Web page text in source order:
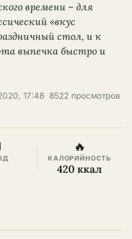
времени – для
«вкус
стол, и к
выпечка быстро и
17:48 8522 просмотров
🔥
КАЛОРИЙНОСТЬ
420 ккал